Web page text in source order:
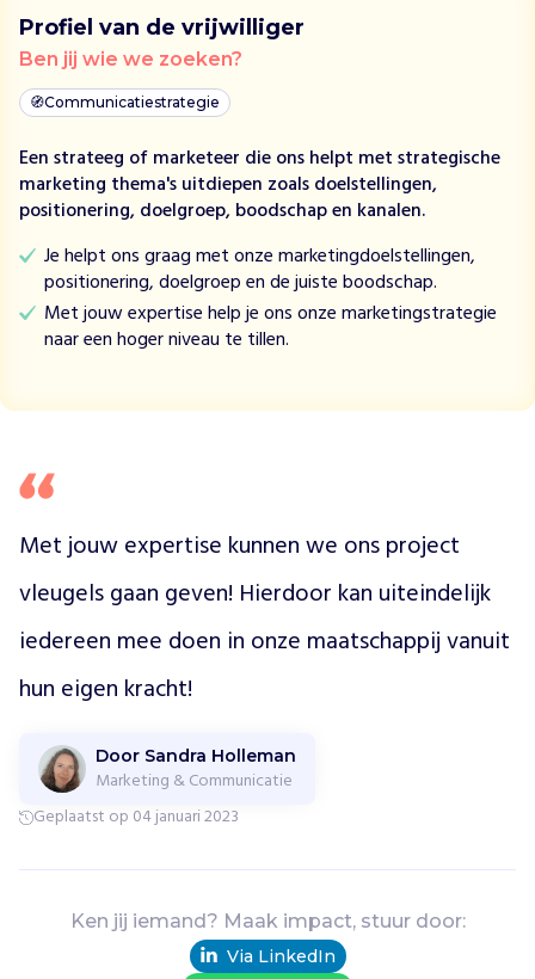
s
e
n
i
h
u
n
a
c
h
z
t
e
n
v
a
u
t
n
g
e
i
Profiel van de vrijwilliger
Ben jij wie we zoeken?
🧭Communicatiestrategie
Een strateeg of marketeer die ons helpt met strategische
marketing thema's uitdiepen zoals doelstellingen,
positionering, doelgroep, boodschap en kanalen.
Je helpt ons graag met onze marketingdoelstellingen,
positionering, doelgroep en de juiste boodschap.
Met jouw expertise help je ons onze marketingstrategie
naar een hoger niveau te tillen.
Met jouw expertise kunnen we ons project
vleugels gaan geven! Hierdoor kan uiteindelijk
iedereen mee doen in onze maatschappij vanuit
hun eigen kracht!
Door Sandra Holleman
Marketing & Communicatie
Geplaatst op 04 januari 2023
Ken jij iemand? Maak impact, stuur door:
Via LinkedIn